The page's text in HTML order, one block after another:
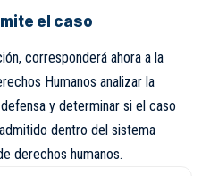
el caso
corresponderá ahora a la
Humanos analizar la
y determinar si el caso
dentro del sistema
derechos humanos.